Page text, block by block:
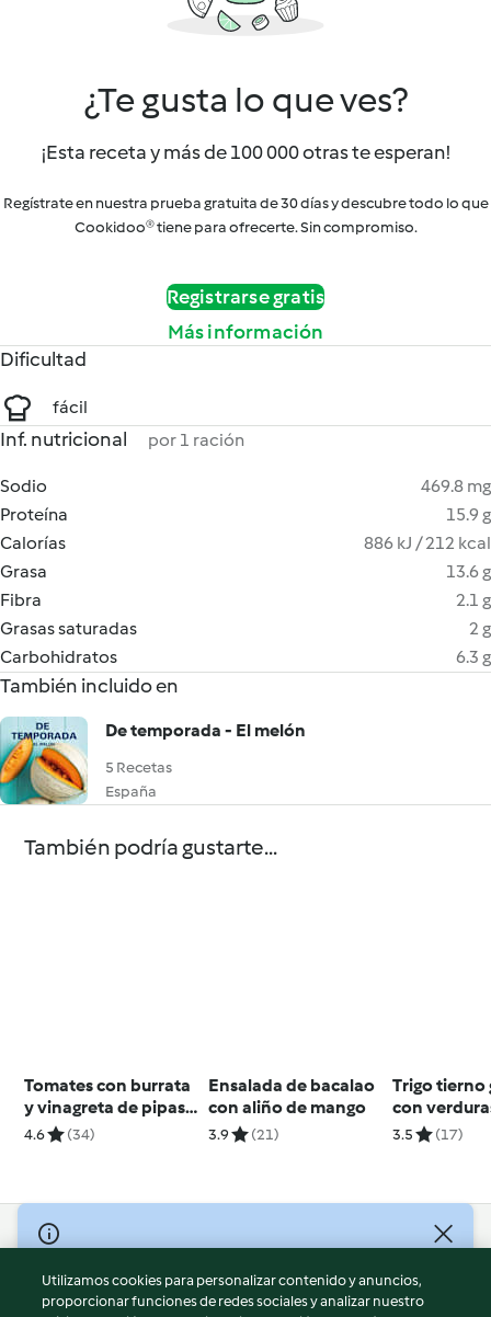
¿Te gusta lo que ves?
¡Esta receta y más de 100 000 otras te esperan!
Regístrate en nuestra prueba gratuita de 30 días y descubre todo lo que
Cookidoo® tiene para ofrecerte. Sin compromiso.
Registrarse gratis
Más información
Dificultad
fácil
Inf. nutricional por 1 ración
Sodio
469.8 mg
Proteína
15.9 g
Calorías
886 kJ / 212 kcal
Grasa
13.6 g
Fibra
2.1 g
Grasas saturadas
2 g
Carbohidratos
6.3 g
También incluido en
De temporada - El melón
5 Recetas
España
También podría gustarte...
Tomates con burrata
y vinagreta de pipas y
chía
4.6 (34)
Ensalada de bacalao
con aliño de mango
3.9 (21)
Trigo tierno
con
3.5 (17)
© Copyright 2026
Términos de uso
Utilizamos cookies para personalizar contenido y anuncios,
proporcionar funciones de redes sociales y analizar nuestro